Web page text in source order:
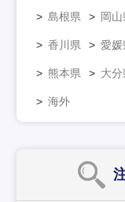
島根県 岡山
香川県 愛媛
熊本県 大分
海外